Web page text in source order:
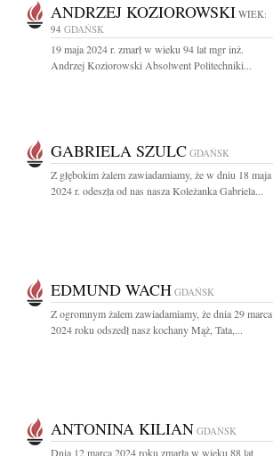
ANDRZEJ KOZIOROWSKI WIEK:
94 GDAŃSK
19 maja 2024 r. zmarł w wieku 94 lat mgr inż.
Andrzej Koziorowski Absolwent Politechniki...
GABRIELA SZULC GDAŃSK
Z głębokim żalem zawiadamiamy, że w dniu 18 maja
2024 r. odeszła od nas nasza Koleżanka Gabriela...
EDMUND WACH GDAŃSK
Z ogromnym żalem zawiadamiamy, że dnia 29 marca
2024 roku odszedł nasz kochany Mąż, Tata,...
ANTONINA KILIAN GDAŃSK
Dnia 12 marca 2024 roku zmarła w wieku 88 lat